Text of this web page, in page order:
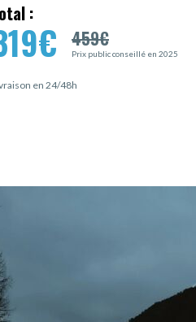
:
€ 459€
Prix public conseillé en 2025
en 24/48h